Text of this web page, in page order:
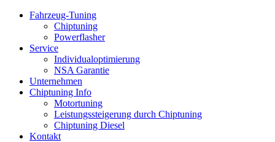
Fahrzeug-Tuning
Chiptuning
Powerflasher
Service
Individualoptimierung
NSA Garantie
Unternehmen
Chiptuning Info
Motortuning
Leistungssteigerung durch Chiptuning
Chiptuning Diesel
Kontakt